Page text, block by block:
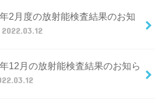
2月度の放射能検査結果のお知
2022.03.12
12月の放射能検査結果のお知ら